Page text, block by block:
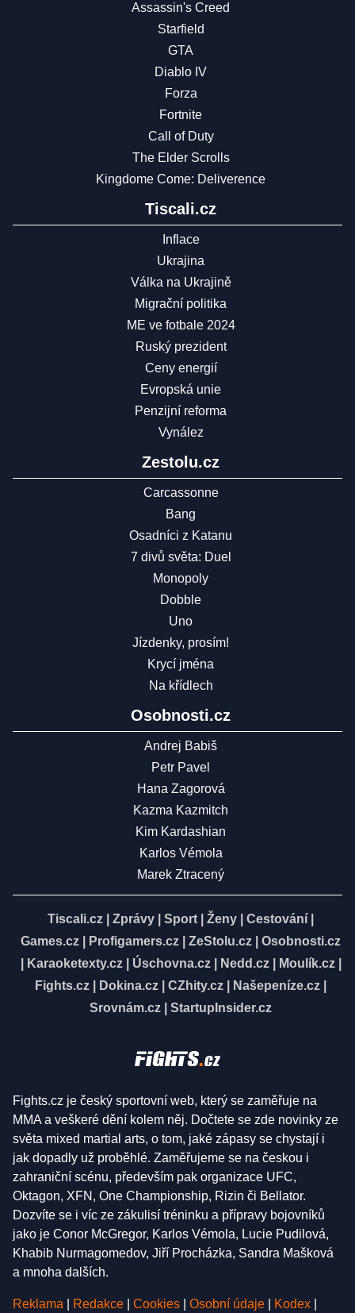
Assassin's Creed
Starfield
GTA
Diablo IV
Forza
Fortnite
Call of Duty
The Elder Scrolls
Kingdome Come: Deliverence
Tiscali.cz
Inflace
Ukrajina
Válka na Ukrajině
Migrační politika
ME ve fotbale 2024
Ruský prezident
Ceny energií
Evropská unie
Penzijní reforma
Vynález
Zestolu.cz
Carcassonne
Bang
Osadníci z Katanu
7 divů světa: Duel
Monopoly
Dobble
Uno
Jízdenky, prosím!
Krycí jména
Na křídlech
Osobnosti.cz
Andrej Babiš
Petr Pavel
Hana Zagorová
Kazma Kazmitch
Kim Kardashian
Karlos Vémola
Marek Ztracený
Tiscali.cz Zprávy Sport Ženy Cestování
Games.cz
Profigamers.cz ZeStolu.cz
Osobnosti.cz
Karaoketexty.cz| Úschovna.cz| Nedd.cz| Moulík.cz|
Fights.cz
Dokina.cz CZhity.cz Našepeníze.cz
Srovnám.cz
StartupInsider.cz
Fights.cz je český sportovní web, který se zaměřuje na
MMA a veškeré dění kolem něj. Dočtete se zde novinky ze
světa mixed martial arts, o tom, jaké zápasy se chystají i
jak dopadly už proběhlé. Zaměřujeme se na českou i
zahraniční scénu, především pak organizace UFC,
Oktagon, XFN, One Championship, Rizin či Bellator.
Dozvíte se i víc ze zákulisí tréninku a přípravy bojovníků
jako je Conor McGregor, Karlos Vémola, Lucie Pudilová,
Khabib Nurmagomedov, Jiří Procházka, Sandra Mašková
a mnoha dalších.
Reklama Redakce Cookies Osobní údaje Kodex